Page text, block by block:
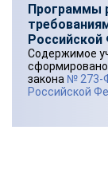
Программы
Российской
Содержимое
закона № 273-
Российской